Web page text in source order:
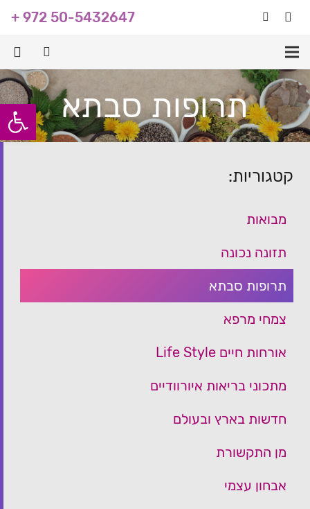
פתח
+ 972 50-5432647
תרופות סבתא
קטגוריות:
מבואות
תזונה נכונה
תרופות סבתא
צמחי מרפא
אורחות חיים Life Style
מתכוני בריאות איורוודיים
חדשות בארץ ובעולם
מן התקשורת
אבחון עצמי